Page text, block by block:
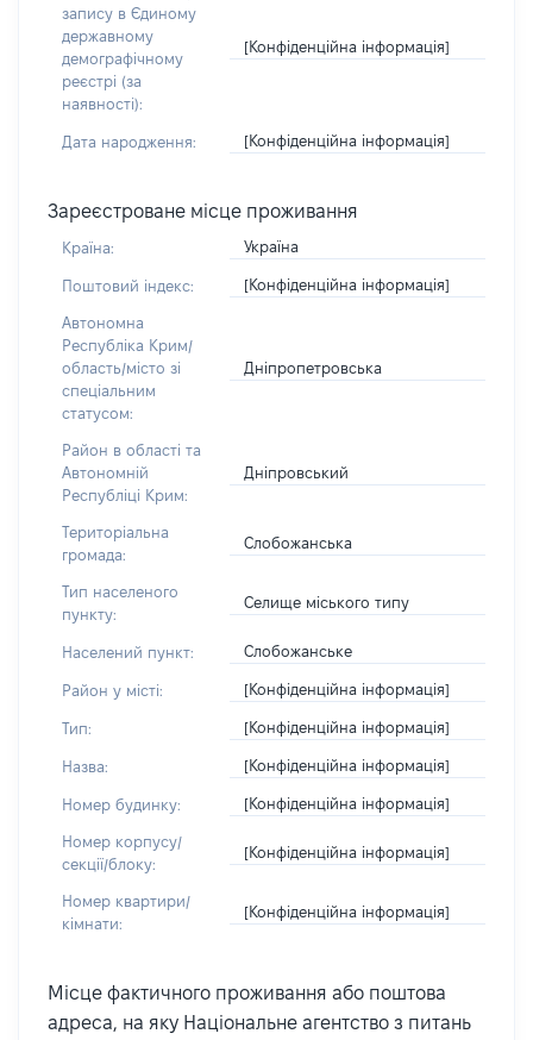
запису в Єдиному
державному
демографічному
реєстрі (за
наявності):
[Конфіденційна інформація]
Дата народження: [Конфіденційна інформація]
Зареєстроване місце проживання
Країна: Україна
Поштовий індекс: [Конфіденційна інформація]
Автономна
Республіка Крим/
область/місто зі
спеціальним
статусом:
Дніпропетровська
Район в області та
Автономній
Республіці Крим:
Дніпровський
Територіальна
громада:
Слобожанська
Тип населеного
пункту:
Селище міського типу
Населений пункт: Слобожанське
Район у місті: [Конфіденційна інформація]
Тип: [Конфіденційна інформація]
Назва: [Конфіденційна інформація]
Номер будинку: [Конфіденційна інформація]
Номер корпусу/
секції/блоку:
[Конфіденційна інформація]
Номер квартири/
кімнати:
[Конфіденційна інформація]
Місце фактичного проживання або поштова
адреса, на яку Національне агентство з питань